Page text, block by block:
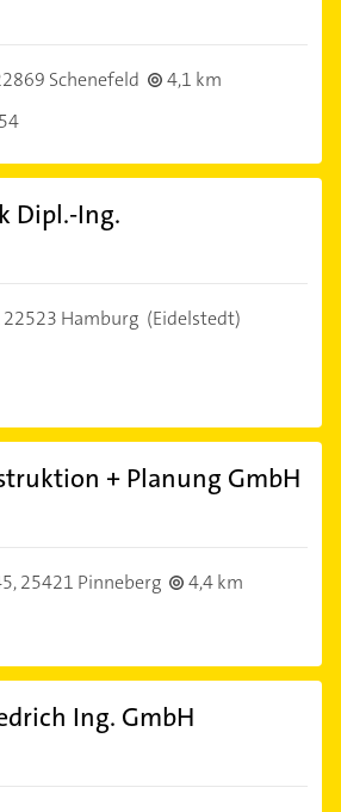
Schenefeld
4,1 km
Dipl.-Ing.
22523 Hamburg (Eidelstedt)
+ Planung GmbH
25421 Pinneberg
4,4 km
Ing. GmbH